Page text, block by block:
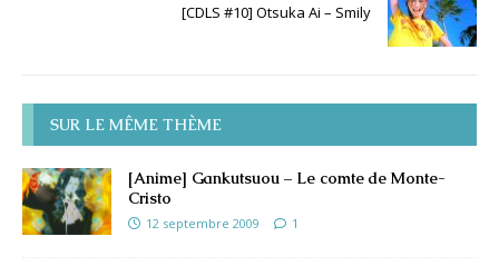
[CDLS #10] Otsuka Ai – Smily
SUR LE MÊME THÈME
[Anime] Gankutsuou – Le comte de Monte-
Cristo
12 septembre 2009 1